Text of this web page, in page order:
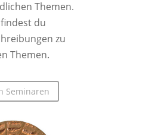
Themen.
du
zu
Themen.
Seminaren